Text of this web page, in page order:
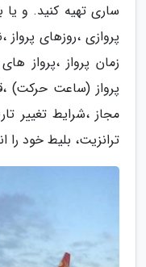
ساری تهیه کنید. و یا
پروازی ،روزهای پرواز
زمان پرواز ،پرواز
پرواز (ساعت حرکت)
مجاز ،شرایط تغییر
ترانزیت، بلیط خود را